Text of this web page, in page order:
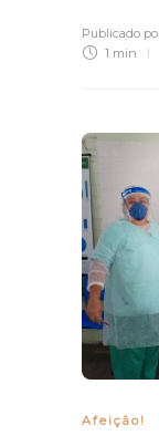
Publicado
1 min
Afeição!